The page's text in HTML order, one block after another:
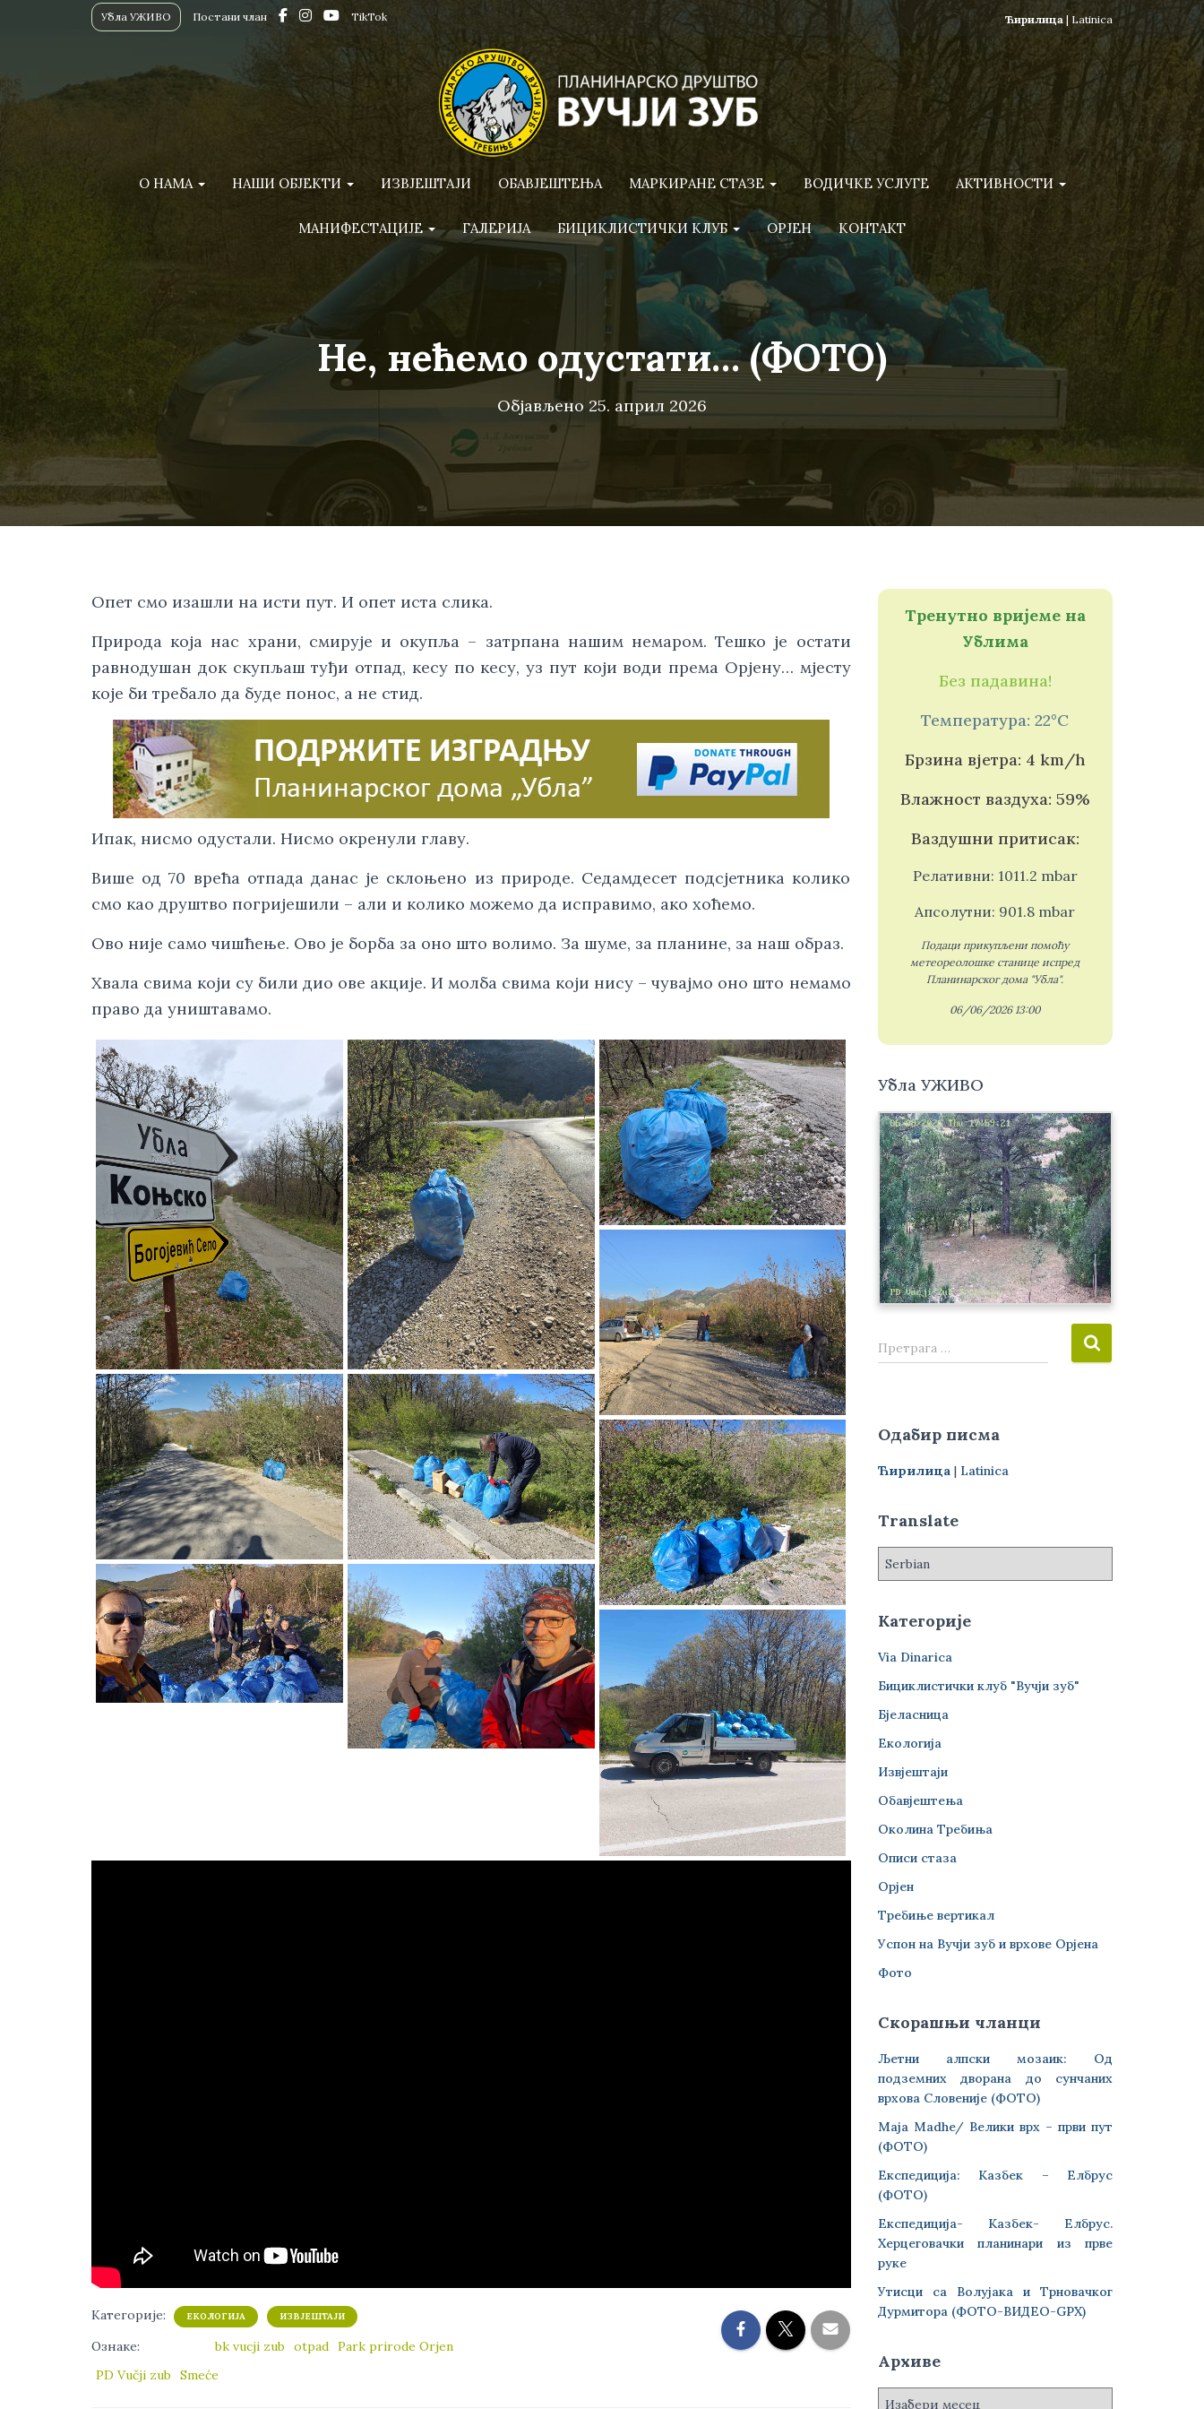
Ћирилица | Latinica
Убла УЖИВО Постани члан TikTok
О НАМА НАШИ ОБЈЕКТИ ИЗВЈЕШТАЈИ ОБАВЈЕШТЕЊА МАРКИРАНЕ СТАЗЕ ВОДИЧКЕ УСЛУГЕ АКТИВНОСТИ
МАНИФЕСТАЦИЈЕ ГАЛЕРИЈА БИЦИКЛИСТИЧКИ КЛУБ ОРЈЕН КОНТАКТ
Не, нећемо одустати… (ФОТО)
Објављено 25. април 2026
Опет смо изашли на исти пут. И опет иста слика.
Природа која нас храни, смирује и окупља – затрпана нашим немаром. Тешко је остати
равнодушан док скупљаш туђи отпад, кесу по кесу, уз пут који води према Орјену… мјесту
које би требало да буде понос, а не стид.
Ипак, нисмо одустали. Нисмо окренули главу.
Више од 70 врећа отпада данас је склоњено из природе. Седамдесет подсјетника колико
смо као друштво погријешили – али и колико можемо да исправимо, ако хоћемо.
Ово није само чишћење. Ово је борба за оно што волимо. За шуме, за планине, за наш образ.
Хвала свима који су били дио ове акције. И молба свима који нису – чувајмо оно што немамо
право да уништавамо.
Категорије: ЕКОЛОГИЈА ИЗВЈЕШТАЈИ
Ознаке: bk vucji zub otpad Park prirode Orjen
PD Vučji zub
Smeće
Тренутно вријеме на
Ублима
Без падавина!
Температура: 22°C
Брзина вјетра: 4 km/h
Влажност ваздуха: 59%
Ваздушни притисак:
Релативни: 1011.2 mbar
Апсолутни: 901.8 mbar
Подаци прикупљени помоћу
метеореолошке станице испред
Планинарског дома "Убла".
06/06/2026 13:00
Убла УЖИВО
П
р
а
а
а
Претрага …
Одабир писма
Ћирилица | Latinica
Translate
Категорије
Via Dinarica
Бициклистички клуб "Вучји зуб"
Бјеласница
Екологија
Извјештаји
Обавјештења
Околина Требиња
Описи стаза
Орјен
Требиње вертикал
Успон на Вучји зуб и врхове Орјена
Фото
Скорашњи чланци
Љетни алпски мозаик: Од
подземних дворана до сунчаних
врхова Словеније (ФОТО)
Maja Madhe/ Велики врх – први пут
(ФОТО)
Експедиција: Казбек – Елбрус
(ФОТО)
Експедиција- Казбек- Елбрус.
Херцеговачки планинари из прве
руке
Утисци са Волујака и Трновачког
Дурмитора (ФОТО-ВИДЕО-GPX)
Архиве